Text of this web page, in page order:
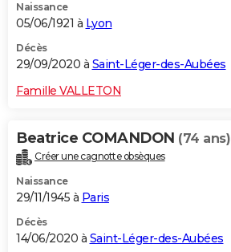
Naissance
05/06/1921 à Lyon
Décès
29/09/2020 à Saint-Léger-des-Aubées
Famille VALLETON
Beatrice COMANDON (74 ans)
Créer une cagnotte obsèques
Naissance
29/11/1945 à Paris
Décès
14/06/2020 à Saint-Léger-des-Aubées